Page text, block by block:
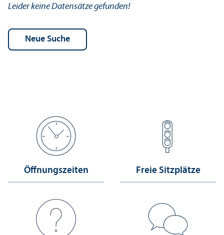
Leider keine Datensätze gefunden!
Öffnungs­zeiten Freie Sitzplätze